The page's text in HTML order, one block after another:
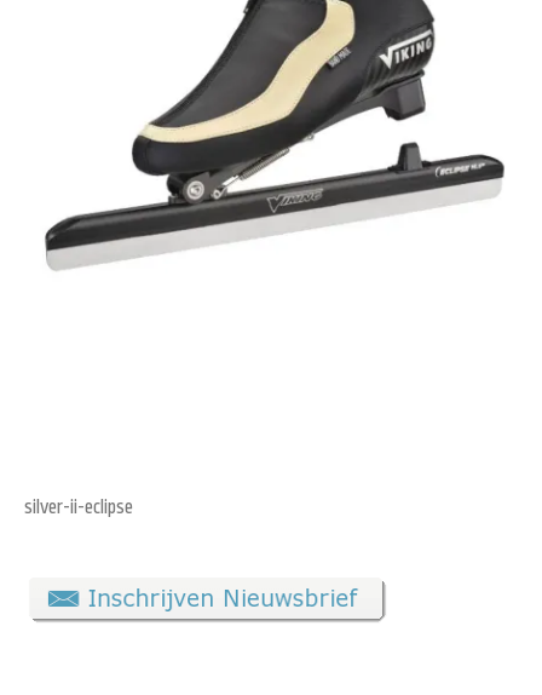
silver-ii-eclipse